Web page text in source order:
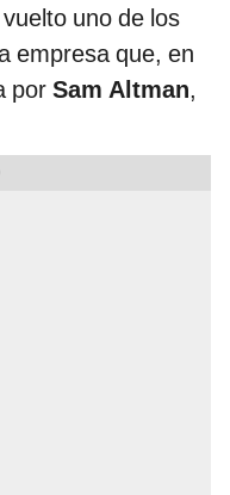
uno de los
empresa que, en
por Sam Altman,